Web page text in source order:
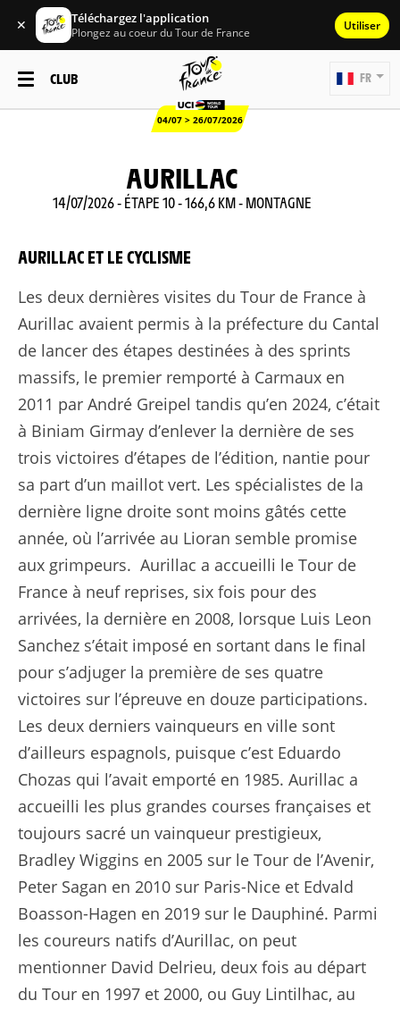
✕ Téléchargez l'application
Plongez au coeur du Tour de France Utiliser
CLUB
04/07 > 26/07/2026
FR
AURILLAC
14/07/2026 - ÉTAPE 10 - 166,6 KM - MONTAGNE
AURILLAC ET LE CYCLISME
Les deux dernières visites du Tour de France à
Aurillac avaient permis à la préfecture du Cantal
de lancer des étapes destinées à des sprints
massifs, le premier remporté à Carmaux en
2011 par André Greipel tandis qu’en 2024, c’était
à Biniam Girmay d’enlever la dernière de ses
trois victoires d’étapes de l’édition, nantie pour
sa part d’un maillot vert. Les spécialistes de la
dernière ligne droite sont moins gâtés cette
année, où l’arrivée au Lioran semble promise
aux grimpeurs. Aurillac a accueilli le Tour de
France à neuf reprises, six fois pour des
arrivées, la dernière en 2008, lorsque Luis Leon
Sanchez s’était imposé en sortant dans le final
pour s’adjuger la première de ses quatre
victoires sur l’épreuve en douze participations.
Les deux derniers vainqueurs en ville sont
d’ailleurs espagnols, puisque c’est Eduardo
Chozas qui l’avait emporté en 1985. Aurillac a
accueilli les plus grandes courses françaises et
toujours sacré un vainqueur prestigieux,
Bradley Wiggins en 2005 sur le Tour de l’Avenir,
Peter Sagan en 2010 sur Paris-Nice et Edvald
Boasson-Hagen en 2019 sur le Dauphiné. Parmi
les coureurs natifs d’Aurillac, on peut
mentionner David Delrieu, deux fois au départ
du Tour en 1997 et 2000, ou Guy Lintilhac, au